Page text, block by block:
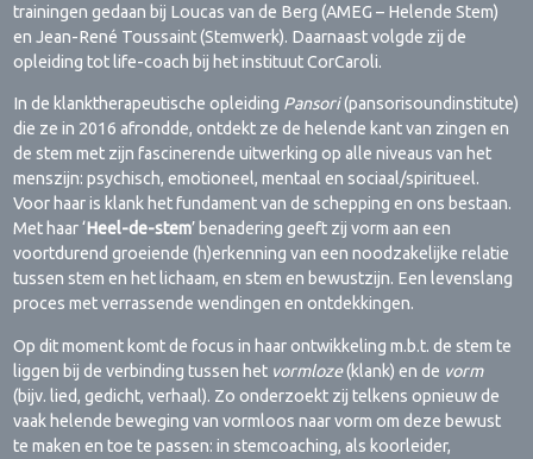
trainingen gedaan bij Loucas van de Berg (AMEG – Helende Stem)
en Jean-René Toussaint (Stemwerk). Daarnaast volgde zij de
opleiding tot life-coach bij het instituut CorCaroli.
In de klanktherapeutische opleiding Pansori(pansorisoundinstitute)
die ze in 2016 afrondde, ontdekt ze de helende kant van zingen en
de stem met zijn fascinerende uitwerking op alle niveaus van het
menszijn: psychisch, emotioneel, mentaal en sociaal/spiritueel.
Voor haar is klank het fundament van de schepping en ons bestaan.
Met haar ‘Heel-de-stem’ benadering geeft zij vorm aan een
voortdurend groeiende (h)erkenning van een noodzakelijke relatie
tussen stem en het lichaam, en stem en bewustzijn. Een levenslang
proces met verrassende wendingen en ontdekkingen.
Op dit moment komt de focus in haar ontwikkeling m.b.t. de stem te
liggen bij de verbinding tussen het vormloze(klank) en de vorm
(bijv. lied, gedicht, verhaal). Zo onderzoekt zij telkens opnieuw de
vaak helende beweging van vormloos naar vorm om deze bewust
te maken en toe te passen: in stemcoaching, als koorleider,